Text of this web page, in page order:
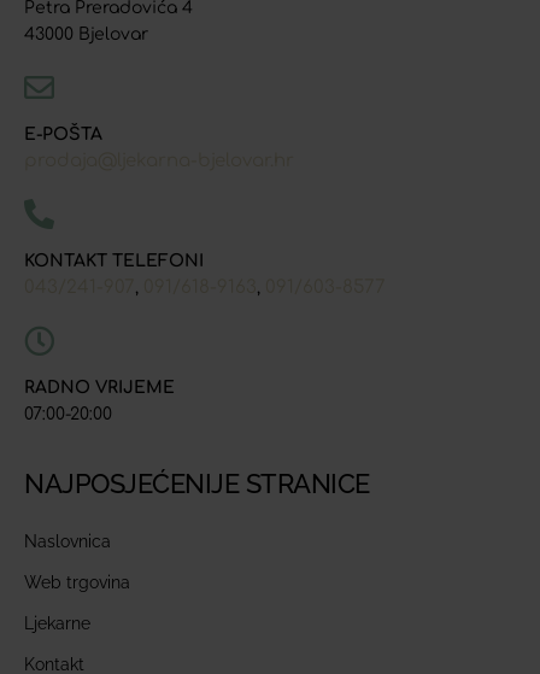
Petra Preradovića 4
43000 Bjelovar
E-POŠTA
KONTAKT TELEFONI
, ,
RADNO VRIJEME
07:00-20:00
NAJPOSJEĆENIJE STRANICE
Naslovnica
Web trgovina
Ljekarne
Kontakt